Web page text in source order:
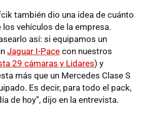
también dio una idea de cuánto
vehículos de la empresa.
así: si equipamos un
Jaguar I-Pace con nuestros
29 cámaras y Lidares) y
más que un Mercedes Clase S
Es decir, para todo el pack,
de hoy”, dijo en la entrevista.